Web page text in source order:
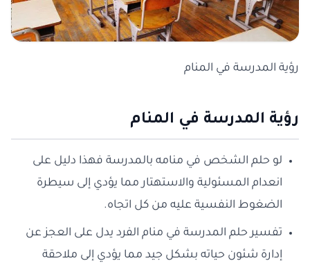
رؤية المدرسة في المنام
رؤية المدرسة في المنام
لو حلم الشخص في منامه بالمدرسة فهذا دليل على
انعدام المسئولية والاستهتار مما يؤدي إلى سيطرة
الضغوط النفسية عليه من كل اتجاه.
تفسير حلم المدرسة في منام الفرد يدل على العجز عن
إدارة شئون حياته بشكل جيد مما يؤدي إلى ملاحقة